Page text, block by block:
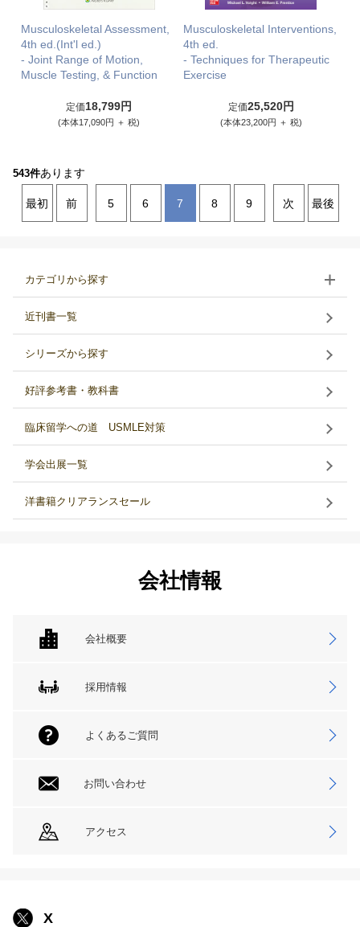
Musculoskeletal Assessment,
4th ed.(Int'l ed.)
- Joint Range of Motion,
Muscle Testing, & Function
定価18,799円
(本体17,090円 ＋ 税)
Musculoskeletal Interventions,
4th ed.
- Techniques for Therapeutic
Exercise
定価25,520円
(本体23,200円 ＋ 税)
543件あります
最初 前 5 6 7 8 9 次 最後
カテゴリから探す
近刊書一覧
シリーズから探す
好評参考書・教科書
臨床留学への道 USMLE対策
学会出展一覧
洋書籍クリアランスセール
会社情報
会社概要
採用情報
よくあるご質問
お問い合わせ
アクセス
X